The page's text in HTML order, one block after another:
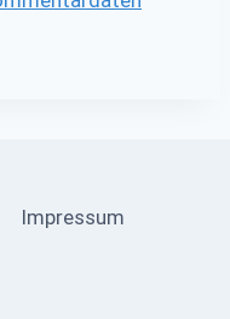
Impressum